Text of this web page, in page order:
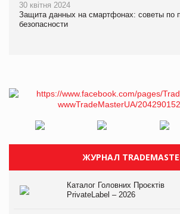
30 квітня 2024
Защита данных на смартфонах: советы по
безопасности
ЖУРНАЛ
Каталог Головних Проєктів
PrivateLabel – 2026